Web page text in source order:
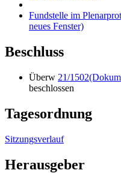
Fundstelle im
neues Fenster)
Beschluss
Überw 21/1502
beschlossen
Tagesordnung
Sitzungsverlauf
Herausgeber